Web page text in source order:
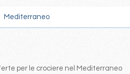
Mediterraneo
per le crociere nel Mediterraneo